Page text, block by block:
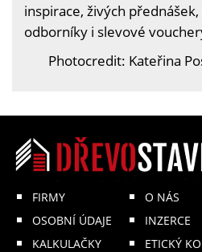
inspirace, živých
odborníky i slevové
Photocredit: Kateřina
FIRMY
OSOBNÍ ÚDAJE
KALKULAČKY
O NÁS
INZERCE
ETICKÝ